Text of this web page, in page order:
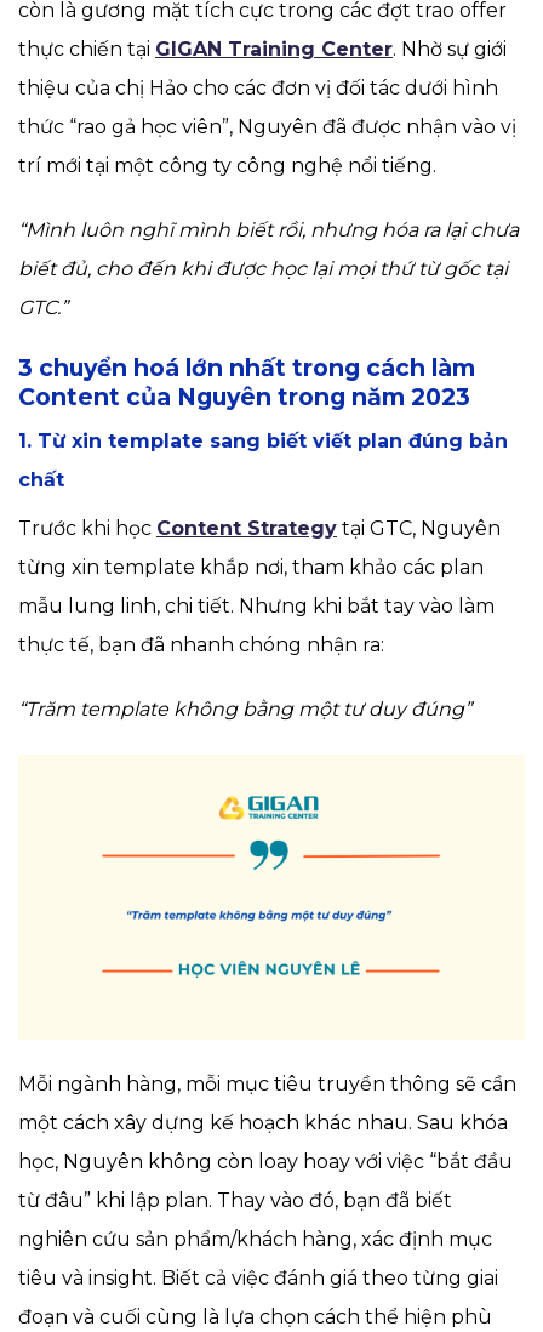
còn là gương mặt tích cực trong các đợt trao offer
thực chiến tại GIGAN Training Center. Nhờ sự giới
thiệu của chị Hảo cho các đơn vị đối tác dưới hình
thức “rao gả học viên”, Nguyên đã được nhận vào vị
trí mới tại một công ty công nghệ nổi tiếng.
“Mình luôn nghĩ mình biết rồi, nhưng hóa ra lại chưa
biết đủ, cho đến khi được học lại mọi thứ từ gốc tại
GTC.”
3 chuyển hoá lớn nhất trong cách làm
Content của Nguyên trong năm 2023
1. Từ xin template sang biết viết plan đúng bản
chất
Trước khi học Content Strategy tại GTC, Nguyên
từng xin template khắp nơi, tham khảo các plan
mẫu lung linh, chi tiết. Nhưng khi bắt tay vào làm
thực tế, bạn đã nhanh chóng nhận ra:
“Trăm template không bằng một tư duy đúng”
Mỗi ngành hàng, mỗi mục tiêu truyền thông sẽ cần
một cách xây dựng kế hoạch khác nhau. Sau khóa
học, Nguyên không còn loay hoay với việc “bắt đầu
từ đâu” khi lập plan. Thay vào đó, bạn đã biết
nghiên cứu sản phẩm/khách hàng, xác định mục
tiêu và insight. Biết cả việc đánh giá theo từng giai
đoạn và cuối cùng là lựa chọn cách thể hiện phù